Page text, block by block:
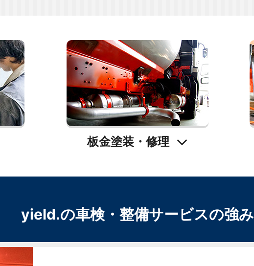
板金塗装・修理
yield.の車検・整備サービスの強み